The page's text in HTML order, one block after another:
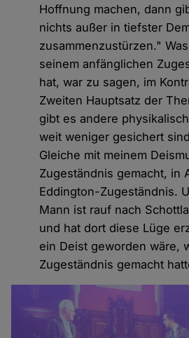
Hoffnung machen, dann
nichts außer in tiefster
zusammenzustürzen."
seinem anfänglichen
hat, war zu sagen, im
Zweiten Hauptsatz der
gibt es andere
weit weniger gesichert
Gleiche mit meinem
Zugeständnis gemacht, in
Eddington-Zugeständnis.
Mann ist rauf nach
und hat dort diese Lüge
ein Deist geworden wäre,
Zugeständnis gemacht